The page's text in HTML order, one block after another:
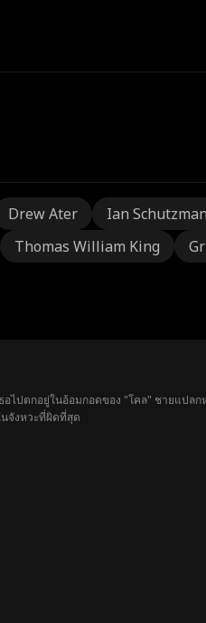
Drew Ater Ian Schutzman
Thomas William King
อไปตกอยู่ในอ้อมกอดของ "โคล" ชายแป
จังหวะที่ผิดที่สุด